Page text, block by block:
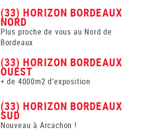
(33) HORIZON BORDEAUX
NORD
Plus proche de vous au Nord de
Bordeaux
(33) HORIZON BORDEAUX
OUEST
+ de 4000m2 d’exposition
(33) HORIZON BORDEAUX
SUD
Nouveau à Arcachon !